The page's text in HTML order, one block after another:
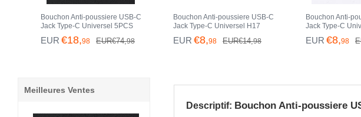
Bouchon Anti-poussiere USB-C
Jack Type-C Universel 5PCS
H02 pour Apple iPhone 15 Pro
Max Noir
EUR €18,98 EUR€74,98
Bouchon Anti-poussiere USB-C
Jack Type-C Universel H17
pour Apple iPhone 15 Pro Max
Bleu
EUR €8,98 EUR€14,98
Bouchon Anti-
Jack Type-C
pour Apple
Or
EUR €8,98
Descriptif: Bouchon Anti-poussiere
Meilleures Ventes